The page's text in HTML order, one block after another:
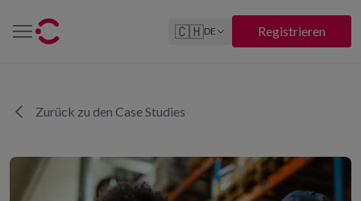
🇨🇭DE Registrieren
Zurück zu den Case Studies